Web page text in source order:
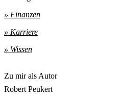
» Finanzen
» Karriere
» Wissen
Zu mir als Autor
Robert Peukert